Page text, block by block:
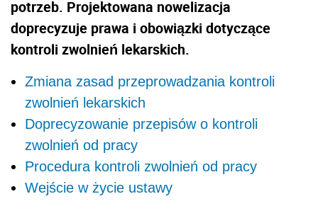
potrzeb. Projektowana nowelizacja
doprecyzuje prawa i obowiązki dotyczące
kontroli zwolnień lekarskich.
Zmiana zasad przeprowadzania kontroli
zwolnień lekarskich
Doprecyzowanie przepisów o kontroli
zwolnień od pracy
Procedura kontroli zwolnień od pracy
Wejście w życie ustawy